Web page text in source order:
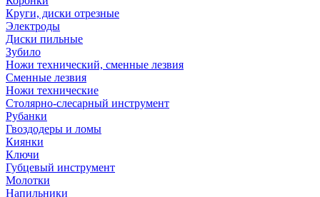
Круги, диски отрезные
Электроды
Диски пильные
Зубило
Ножи технический, сменные лезвия
Сменные лезвия
Ножи технические
Столярно-слесарный инструмент
Рубанки
Гвоздодеры и ломы
Киянки
Ключи
Губцевый инструмент
Молотки
Напильники